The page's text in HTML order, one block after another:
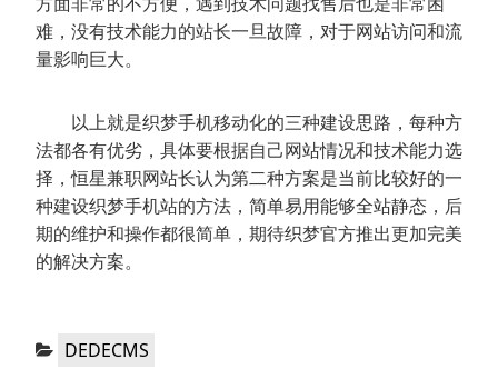
难，没有技术能力的站长一旦故障，对于网站访问和流
量影响巨大。
以上就是织梦手机移动化的三种建设思路，每种方
法都各有优劣，具体要根据自己网站情况和技术能力选
择，恒星兼职网站长认为第二种方案是当前比较好的一
种建设织梦手机站的方法，简单易用能够全站静态，后
期的维护和操作都很简单，期待织梦官方推出更加完美
的解决方案。
分
DEDECMS